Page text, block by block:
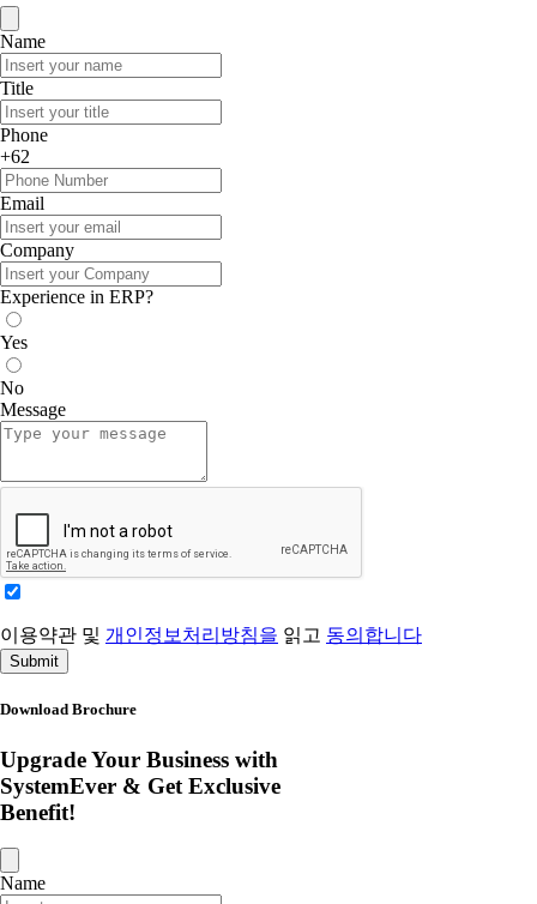
Name
Title
Phone
+62
Email
Company
Experience in ERP?
Yes
No
Message
이용약관 및 개인정보처리방침을 읽고 동의합니다
Submit
Download Brochure
Upgrade Your Business with
SystemEver & Get Exclusive
Benefit!
Name